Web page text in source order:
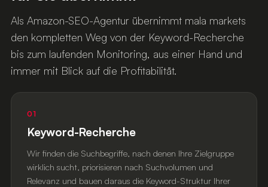
Als Amazon-SEO-Agentur übernimmt mala markets
den kompletten Weg von der Keyword-Recherche
bis zum laufenden Monitoring, aus einer Hand und
immer mit Blick auf die Profitabilität.
01
Keyword-Recherche
Wir finden die Suchbegriffe, nach denen Ihre Zielgruppe
wirklich sucht, priorisieren nach Suchvolumen und
Relevanz und bauen daraus die Keyword-Struktur Ihrer